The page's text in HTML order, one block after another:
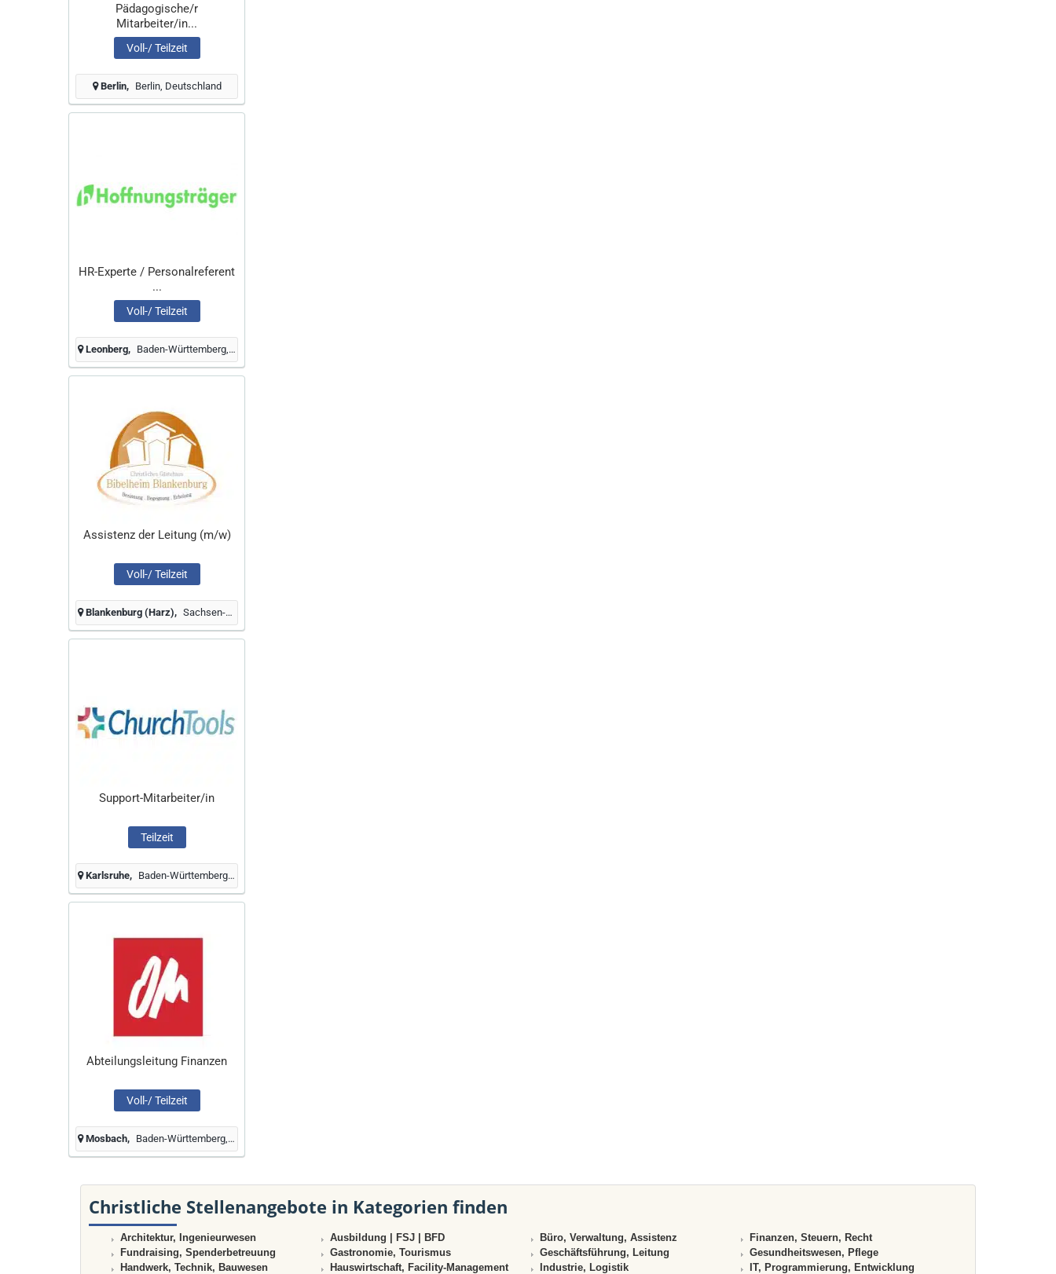
Pädagogische/r
Mitarbeiter/in...
Voll-/ Teilzeit
Berlin Berlin, Deutschland
HR-Experte / Personalreferent
...
Voll-/ Teilzeit
Leonberg Baden-Württemberg, Deutschland
Assistenz der Leitung (m/w)
Voll-/ Teilzeit
Blankenburg (Harz) Sachsen-Anhalt, Deutschland
Support-Mitarbeiter/in
Teilzeit
Karlsruhe Baden-Württemberg, Deutschland
Abteilungsleitung Finanzen
Voll-/ Teilzeit
Mosbach Baden-Württemberg, Deutschland
Christliche Stellenangebote in Kategorien finden
Architektur, Ingenieurwesen Ausbildung | FSJ | BFD Büro, Verwaltung, Assistenz
Finanzen, Steuern, Recht
Fundraising, Spenderbetreuung
Gastronomie, Tourismus Geschäftsführung, Leitung
Gesundheitswesen, Pflege
Handwerk, Technik, Bauwesen
Hauswirtschaft, Facility-Management Industrie, Logistik
IT, Programmierung, Entwicklung